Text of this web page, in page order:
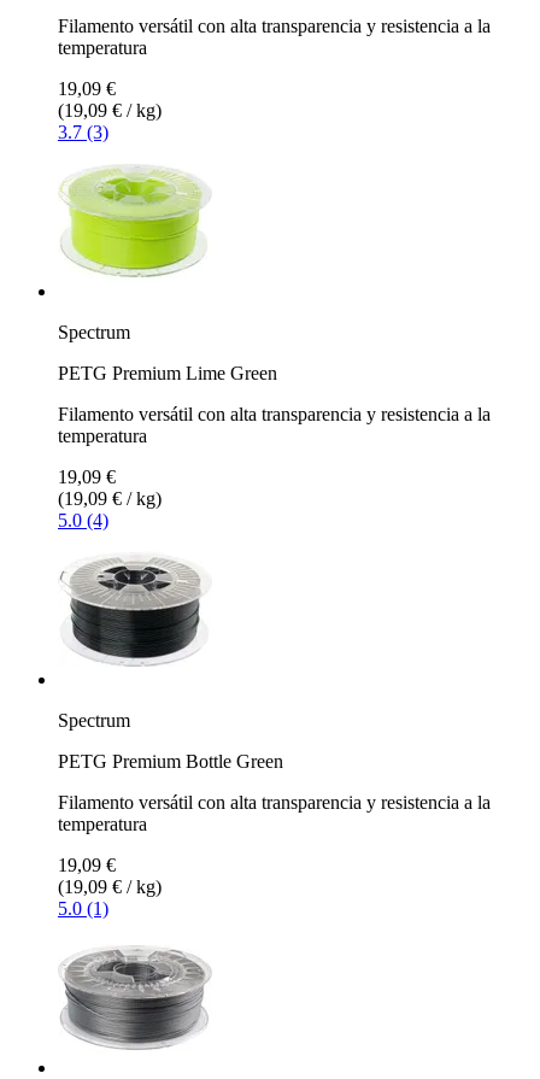
Filamento versátil con alta transparencia y resistencia a la
temperatura
19,09 €
(19,09 € / kg)
3.7 (3)
Spectrum
PETG Premium Lime Green
Filamento versátil con alta transparencia y resistencia a la
temperatura
19,09 €
(19,09 € / kg)
5.0 (4)
Spectrum
PETG Premium Bottle Green
Filamento versátil con alta transparencia y resistencia a la
temperatura
19,09 €
(19,09 € / kg)
5.0 (1)